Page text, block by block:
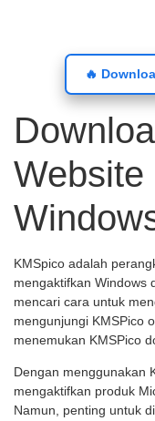
🔥
Website
KMSpico adalah
mengaktifkan Windows
mencari cara untuk
mengunjungi KMSPico
menemukan KMSPico
Dengan menggunakan
mengaktifkan produk
Namun, penting untuk